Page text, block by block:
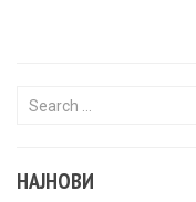
Search for:
НАЈНОВИ